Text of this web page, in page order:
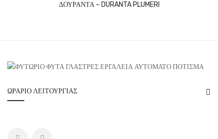
ΔΟΥΡΑΝΤΑ – DURANTA PLUMERI
ΩΡΆΡΙΟ ΛΕΙΤΟΥΡΓΊΑΣ